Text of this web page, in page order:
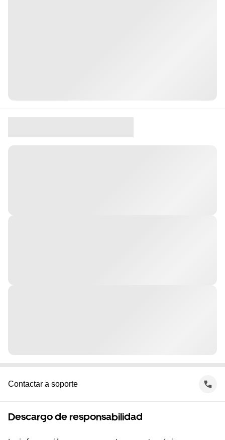
Contactar a soporte
Descargo de responsabilidad